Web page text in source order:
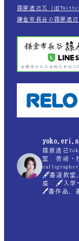
篠原遙己Ｘ（旧
鎌倉市長谷の篠原遙
篠原遙己
室 芸術・
🖋書道教室
座 🖋入学･
🖊書作品、